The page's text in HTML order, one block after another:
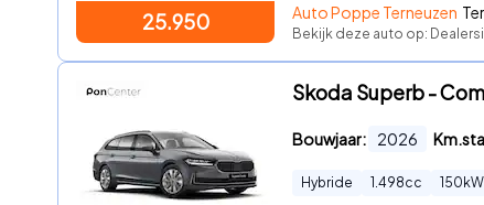
25.950 Auto Poppe Terneuzen
Bekijk deze auto op:
Skoda Superb -
Bouwjaar: 2026
Hybride 1.498cc 150 kW